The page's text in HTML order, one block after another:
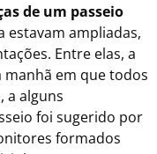
de um passeio
estavam ampliadas,
Entre elas, a
em que todos
a alguns
foi sugerido por
formados